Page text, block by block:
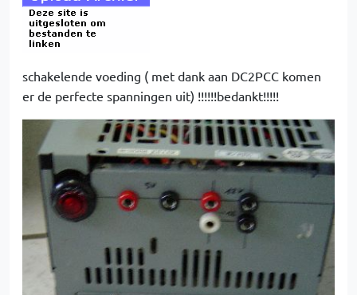
schakelende voeding ( met dank aan DC2PCC komen
er de perfecte spanningen uit) !!!!!!bedankt!!!!!